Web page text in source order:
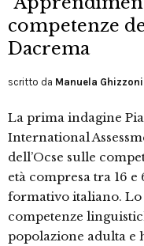
competenze
Dacrema
scritto da Manuela Ghizzoni
La prima indagine
International
dell’Ocse sulle
età compresa tra 16
formativo italiano.
competenze
popolazione adulta e